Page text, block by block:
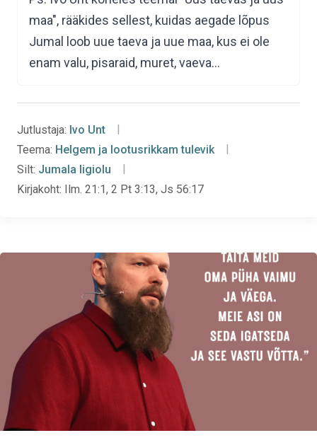
maa", rääkides sellest, kuidas aegade lõpus
Jumal loob uue taeva ja uue maa, kus ei ole
enam valu, pisaraid, muret, vaeva…
Jutlustaja: Ivo Unt
Teema: Helgem ja lootusrikkam tulevik
Silt: Jumala ligiolu
Kirjakoht:
Ilm. 21:1, 2 Pt 3:13, Js 56:17